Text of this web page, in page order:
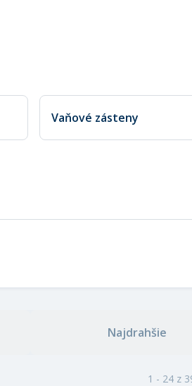
Vaňové zásteny
Najdrahšie
1 - 24 z